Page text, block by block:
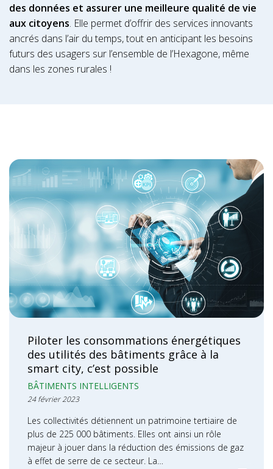
des données et assurer une meilleure qualité de vie
aux citoyens. Elle permet d’offrir des services innovants
ancrés dans l’air du temps, tout en anticipant les besoins
futurs des usagers sur l’ensemble de l’Hexagone, même
dans les zones rurales !
Piloter les consommations énergétiques
des utilités des bâtiments grâce à la
smart city, c’est possible
BÂTIMENTS INTELLIGENTS
24 février 2023
Les collectivités détiennent un patrimoine tertiaire de
plus de 225 000 bâtiments. Elles ont ainsi un rôle
majeur à jouer dans la réduction des émissions de gaz
à effet de serre de ce secteur. La…